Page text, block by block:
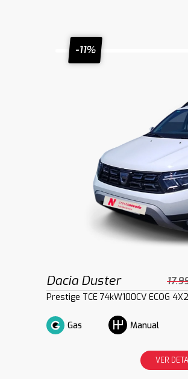
-11%
Dacia Duster
Prestige TCE 74kW100CV ECOG 4X2
Gas Manual
VER